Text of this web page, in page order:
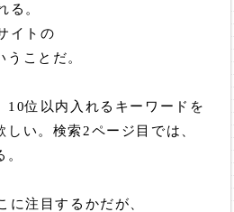
る。
イトの
ことだ。
位以内入れるキーワードを
しい。検索2ページ目では、
に注目するかだが、